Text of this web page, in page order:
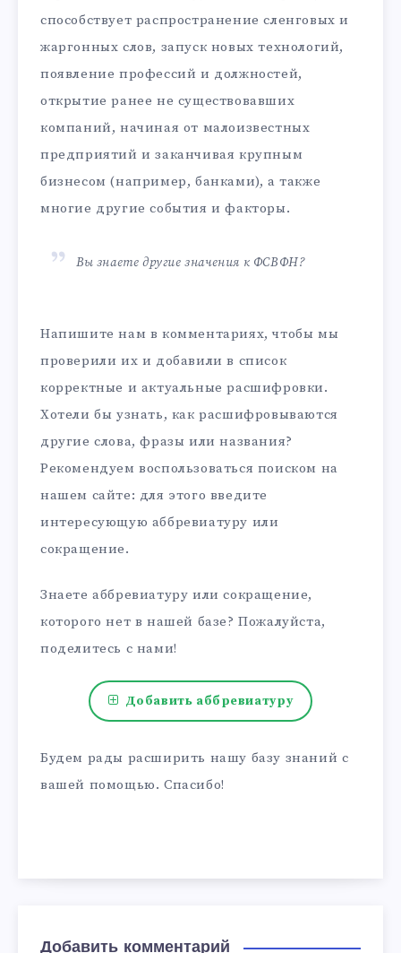
способствует распространение сленговых и
жаргонных слов, запуск новых технологий,
появление профессий и должностей,
открытие ранее не существовавших
компаний, начиная от малоизвестных
предприятий и заканчивая крупным
бизнесом (например, банками), а также
многие другие события и факторы.
Вы знаете другие значения к ФСВФН?
Напишите нам в комментариях, чтобы мы
проверили их и добавили в список
корректные и актуальные расшифровки.
Хотели бы узнать, как расшифровываются
другие слова, фразы или названия?
Рекомендуем воспользоваться поиском на
нашем сайте: для этого введите
интересующую аббревиатуру или
сокращение.
Знаете аббревиатуру или сокращение,
которого нет в нашей базе? Пожалуйста,
поделитесь с нами!
Добавить аббревиатуру
Будем рады расширить нашу базу знаний с
вашей помощью. Спасибо!
Добавить комментарий